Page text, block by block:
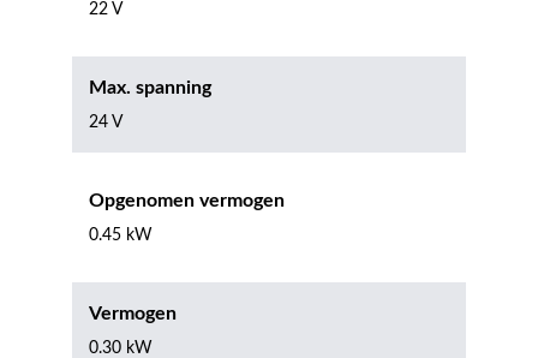
22 V
Max. spanning
24 V
Opgenomen vermogen
0.45 kW
Vermogen
0.30 kW